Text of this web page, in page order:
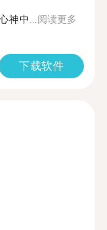
神中...阅读更多
下载软件